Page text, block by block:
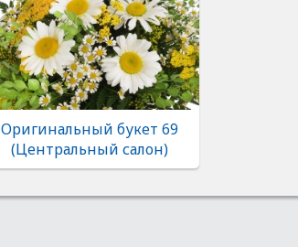
Оригинальный букет 69
(Центральный салон)